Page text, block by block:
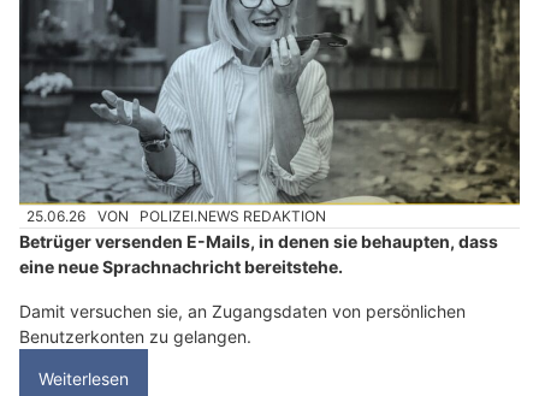
25.06.26 VON POLIZEI.NEWS REDAKTION
Betrüger versenden E-Mails, in denen sie behaupten, dass
eine neue Sprachnachricht bereitstehe.
Damit versuchen sie, an Zugangsdaten von persönlichen
Benutzerkonten zu gelangen.
Weiterlesen